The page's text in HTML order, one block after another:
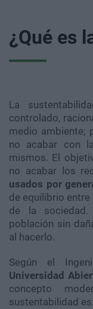
¿Qué es
La
controlado,
medio ambiente;
no acabar con
mismos. El
no acabar los
usados por
de equilibrio
de la
población sin
al hacerlo.
Según el
Universidad
concepto
sustentabilidad es: